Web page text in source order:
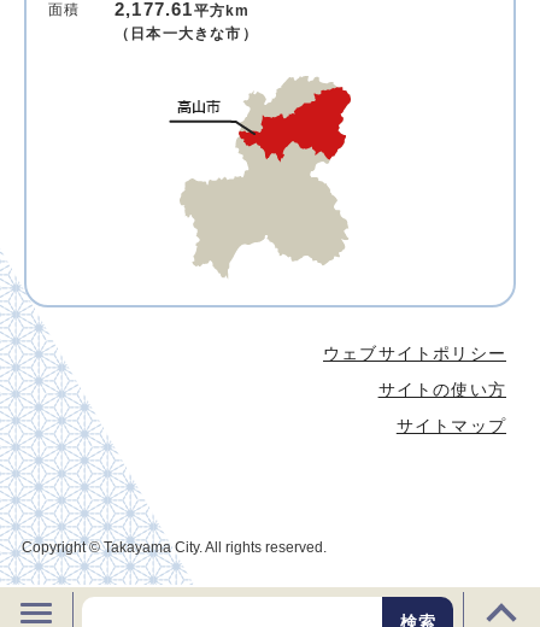
面積
2,177.61平方km
（日本一大きな市）
ウェブサイトポリシー
サイトの使い方
サイトマップ
Copyright © Takayama City. All rights reserved.